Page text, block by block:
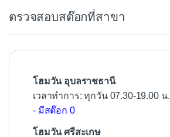
o
o
ตรวจสอบสต๊อกที่สาขา
โฮมวัน อุบลราชธานี
เวลาทำการ: ทุกวัน 07.30-19.00 น.
- มีสต๊อก 0
โฮมวัน ศรีสะเกษ